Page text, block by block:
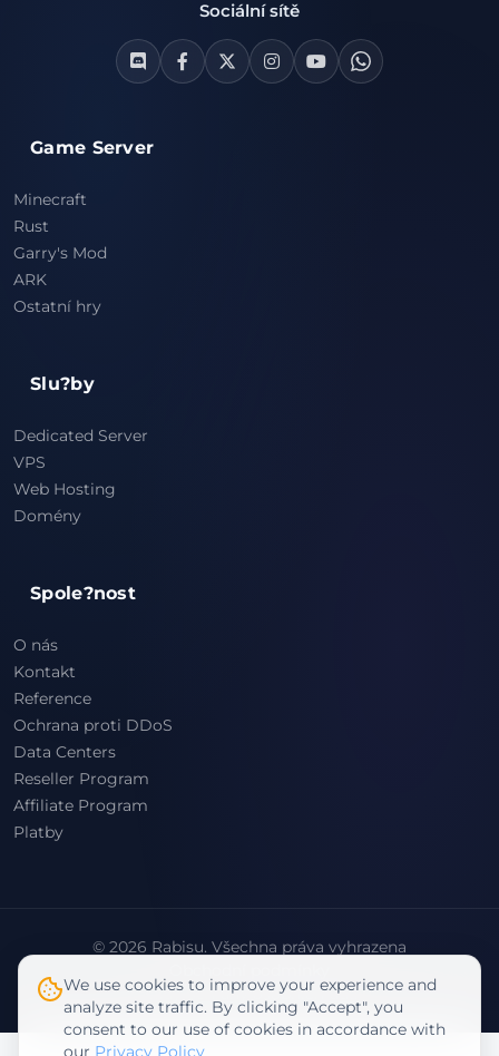
Sociální sítě
Game Server
Minecraft
Rust
Garry's Mod
ARK
Ostatní hry
Slu?by
Dedicated Server
VPS
Web Hosting
Domény
Spole?nost
O nás
Kontakt
Reference
Ochrana proti DDoS
Data Centers
Reseller Program
Affiliate Program
Platby
© 2026 Rabisu. Všechna práva vyhrazena
Zásady ochrany osobních údajů
We use cookies to improve your experience and
analyze site traffic. By clicking "Accept", you
consent to our use of cookies in accordance with
our Privacy Policy